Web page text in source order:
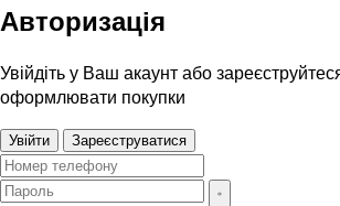
Авторизація
Увійдіть у Ваш акаунт або
оформлювати покупки
Увійти Зареєструватися